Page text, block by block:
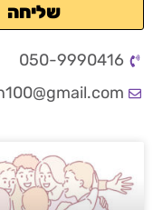
שליחה
050-9990416